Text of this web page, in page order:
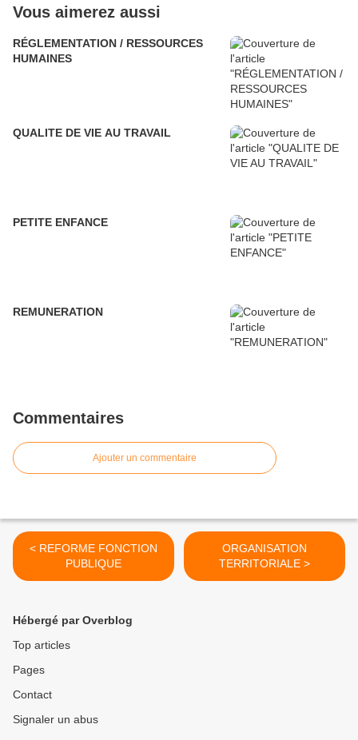
Vous aimerez aussi
RÉGLEMENTATION / RESSOURCES
HUMAINES
QUALITE DE VIE AU TRAVAIL
PETITE ENFANCE
REMUNERATION
Commentaires
Ajouter un commentaire
< REFORME FONCTION
PUBLIQUE
ORGANISATION
TERRITORIALE >
Hébergé par Overblog
Top articles
Pages
Contact
Signaler un abus